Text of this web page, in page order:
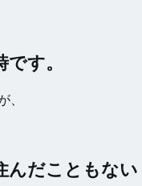
す。
、
んだこともない